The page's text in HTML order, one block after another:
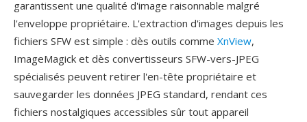
garantissent une qualité d'image raisonnable malgré
l'enveloppe propriétaire. L'extraction d'images depuis les
fichiers SFW est simple : dès outils comme XnView,
ImageMagick et dès convertisseurs SFW-vers-JPEG
spécialisés peuvent retirer l'en-tête propriétaire et
sauvegarder les données JPEG standard, rendant ces
fichiers nostalgiques accessibles sûr tout appareil